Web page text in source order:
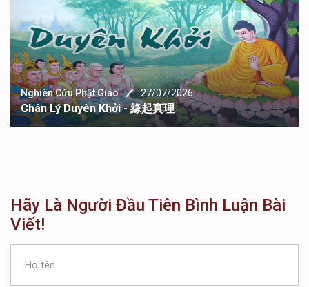
Nghiên Cứu Phật Giáo 27/07/2026
Chân Lý Duyên Khởi - 緣起真理
Hãy Là Người Đầu Tiên Bình Luận Bài
Viết!